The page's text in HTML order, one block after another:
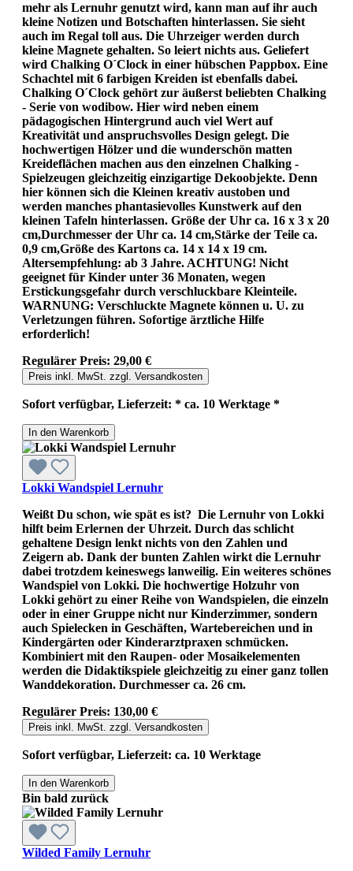
mehr als Lernuhr genutzt wird, kann man auf ihr auch
kleine Notizen und Botschaften hinterlassen. Sie sieht
auch im Regal toll aus. Die Uhrzeiger werden durch
kleine Magnete gehalten. So leiert nichts aus. Geliefert
wird Chalking O´Clock in einer hübschen Pappbox. Eine
Schachtel mit 6 farbigen Kreiden ist ebenfalls dabei.
Chalking O´Clock gehört zur äußerst beliebten Chalking
- Serie von wodibow. Hier wird neben einem
pädagogischen Hintergrund auch viel Wert auf
Kreativität und anspruchsvolles Design gelegt. Die
hochwertigen Hölzer und die wunderschön matten
Kreideflächen machen aus den einzelnen Chalking -
Spielzeugen gleichzeitig einzigartige Dekoobjekte. Denn
hier können sich die Kleinen kreativ austoben und
werden manches phantasievolles Kunstwerk auf den
kleinen Tafeln hinterlassen. Größe der Uhr ca. 16 x 3 x 20
cm,Durchmesser der Uhr ca. 14 cm,Stärke der Teile ca.
0,9 cm,Größe des Kartons ca. 14 x 14 x 19 cm.
Altersempfehlung: ab 3 Jahre. ACHTUNG! Nicht
geeignet für Kinder unter 36 Monaten, wegen
Erstickungsgefahr durch verschluckbare Kleinteile.
WARNUNG: Verschluckte Magnete können u. U. zu
Verletzungen führen. Sofortige ärztliche Hilfe
erforderlich!
Regulärer Preis: 29,00 €
Preis inkl. MwSt. zzgl. Versandkosten
Sofort verfügbar, Lieferzeit: * ca. 10 Werktage *
In den Warenkorb
Lokki Wandspiel Lernuhr
Weißt Du schon, wie spät es ist? Die Lernuhr von Lokki
hilft beim Erlernen der Uhrzeit. Durch das schlicht
gehaltene Design lenkt nichts von den Zahlen und
Zeigern ab. Dank der bunten Zahlen wirkt die Lernuhr
dabei trotzdem keineswegs lanweilig. Ein weiteres schönes
Wandspiel von Lokki. Die hochwertige Holzuhr von
Lokki gehört zu einer Reihe von Wandspielen, die einzeln
oder in einer Gruppe nicht nur Kinderzimmer, sondern
auch Spielecken in Geschäften, Wartebereichen und in
Kindergärten oder Kinderarztpraxen schmücken.
Kombiniert mit den Raupen- oder Mosaikelementen
werden die Didaktikspiele gleichzeitig zu einer ganz tollen
Wanddekoration. Durchmesser ca. 26 cm.
Regulärer Preis: 130,00 €
Preis inkl. MwSt. zzgl. Versandkosten
Sofort verfügbar, Lieferzeit: ca. 10 Werktage
In den Warenkorb
Bin bald zurück
Wilded Family Lernuhr